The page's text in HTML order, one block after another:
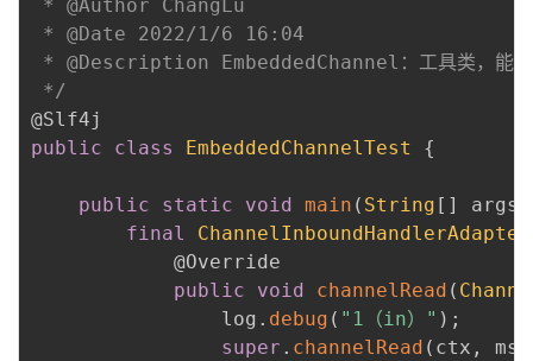
* @Author ChangLu
* @Date 2022/1/6 16:04
* @Description EmbeddedChannel：工具类，能够
*/
@Slf4j
public
class EmbeddedChannelTest {
public static void main ( String [ ] args
final
ChannelInboundHandlerAdapter
@Override
public
void channelRead (
                log
. debug ( "1（in）" ) ;
super . channelRead ( ctx , msg